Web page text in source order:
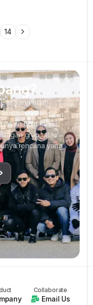
14
yang udah
lewat
buat kamu.
grup, atau
rencana yang
Collaborate
Email Us